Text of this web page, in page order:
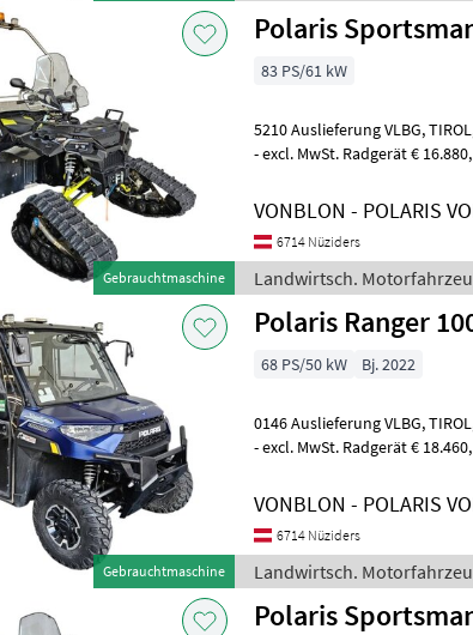
Gebrauchtmaschine
Polaris
83 PS/61 kW
5210 Auslieferung VLBG, TIROL, SBG, WR. NEUSTADT möglich € 12.980,
- excl. MwSt. Radgerät €
VONBLON - POLARIS
6714 Nüziders
Landwirtsch.
Gebrauchtmaschine
Polaris Ranger
68 PS/50 kW Bj. 2022
0146 Auslieferung VLBG, TIROL, SBG, WR. NEUSTADT möglich € 15.790,
- excl. MwSt. Radgerät €
VONBLON - POLARIS
6714 Nüziders
Landwirtsch.
Polaris